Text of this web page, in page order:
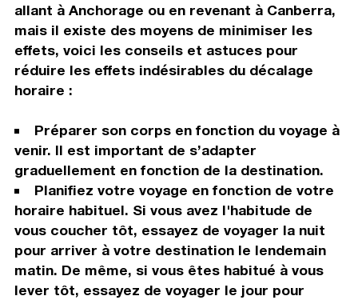
allant à Anchorage ou en revenant à Canberra,
mais il existe des moyens de minimiser les
effets, voici les conseils et astuces pour
réduire les effets indésirables du décalage
horaire :
Préparer son corps en fonction du voyage à
venir. Il est important de s’adapter
graduellement en fonction de la destination.
Planifiez votre voyage en fonction de votre
horaire habituel. Si vous avez l'habitude de
vous coucher tôt, essayez de voyager la nuit
pour arriver à votre destination le lendemain
matin. De même, si vous êtes habitué à vous
lever tôt, essayez de voyager le jour pour